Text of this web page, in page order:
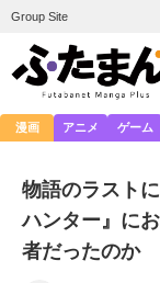
Group Site
漫画 アニメ ゲーム
物語のラスト
ハンター』に
者だったのか